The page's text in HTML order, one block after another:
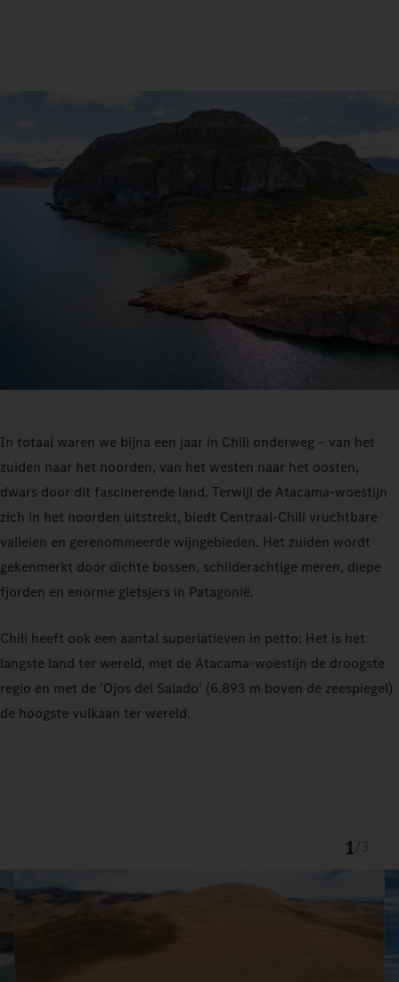
In totaal waren we bijna een jaar in Chili onderweg – van het
zuiden naar het noorden, van het westen naar het oosten,
dwars door dit fascinerende land. Terwijl de Atacama-woestijn
zich in het noorden uitstrekt, biedt Centraal-Chili vruchtbare
valleien en gerenommeerde wijngebieden. Het zuiden wordt
gekenmerkt door dichte bossen, schilderachtige meren, diepe
fjorden en enorme gletsjers in Patagonië.
Chili heeft ook een aantal superlatieven in petto: Het is het
langste land ter wereld, met de Atacama-woestijn de droogste
regio en met de 'Ojos del Salado' (6.893 m boven de zeespiegel)
de hoogste vulkaan ter wereld.
1